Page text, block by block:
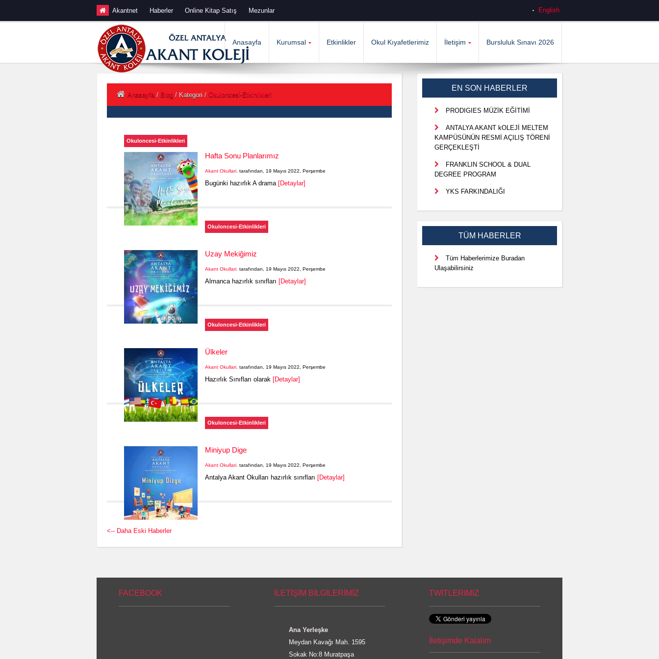
Akantnet Haberler Online Kitap Satış Mezunlar English
Anasayfa Kurumsal Etkinlikler Okul Kıyafetlerimiz İletişim Bursluluk Sınavı 2026
Anasayfa / Blog / Kategori / Okuloncesi-Etkinlikleri
Okuloncesi-Etkinlikleri
Hafta Sonu Planlarımız
Akant Okullari. tarafından, 19 Mayıs 2022, Perşembe
Bugünki hazırlık A drama [Detaylar]
Okuloncesi-Etkinlikleri
Uzay Mekiğimiz
Akant Okullari. tarafından, 19 Mayıs 2022, Perşembe
Almanca hazırlık sınıfları [Detaylar]
Okuloncesi-Etkinlikleri
Ülkeler
Akant Okullari. tarafından, 19 Mayıs 2022, Perşembe
Hazırlık Sınıfları olarak [Detaylar]
Okuloncesi-Etkinlikleri
Miniyup Dige
Akant Okullari. tarafından, 19 Mayıs 2022, Perşembe
Antalya Akant Okulları hazırlık sınıfları [Detaylar]
<-- Daha Eski Haberler
EN SON HABERLER
PRODIGIES MÜZİK EĞİTİMİ
ANTALYA AKANT kOLEJİ MELTEM
KAMPÜSÜNÜN RESMİ AÇILIŞ TÖRENİ
GERÇEKLEŞTİ
FRANKLIN SCHOOL & DUAL
DEGREE PROGRAM
YKS FARKINDALIĞI
TÜM HABERLER
Tüm Haberlerimize Buradan
Ulaşabilirsiniz
FACEBOOK İLETİŞİM BİLGİLERİMİZ
Ana Yerleşke
Meydan Kavağı Mah. 1595
Sokak No:8 Muratpaşa
TWITLERIMIZ
İletişimde Kalalım